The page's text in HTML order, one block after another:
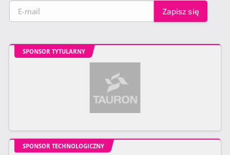
SPONSOR TYTULARNY
SPONSOR TECHNOLOGICZNY